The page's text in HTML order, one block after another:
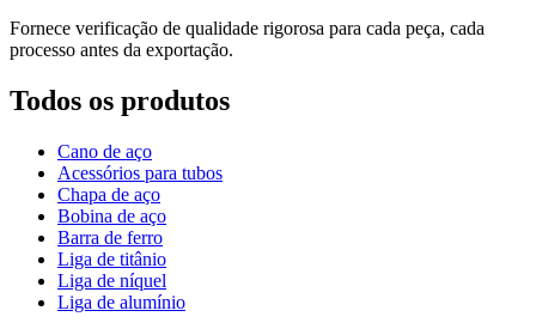
Fornece verificação de qualidade rigorosa para cada peça, cada
processo antes da exportação.
Todos os produtos
Cano de aço
Acessórios para tubos
Chapa de aço
Bobina de aço
Barra de ferro
Liga de titânio
Liga de níquel
Liga de alumínio